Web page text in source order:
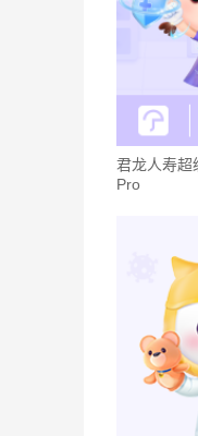
君龙人寿超
Pro